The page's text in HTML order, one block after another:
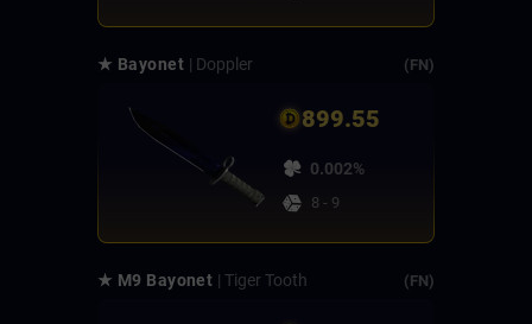
★ Bayonet | Doppler (FN)
899.55
0.002%
8 - 9
★ M9 Bayonet | Tiger Tooth (FN)